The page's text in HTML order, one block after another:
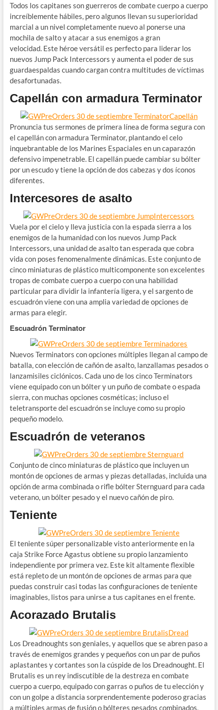
Todos los capitanes son guerreros de combate cuerpo a cuerpo
increíblemente hábiles, pero algunos llevan su superioridad
marcial a un nivel completamente nuevo al ponerse una
mochila de salto y atacar a sus enemigos a gran
velocidad. Este héroe versátil es perfecto para liderar los
nuevos Jump Pack Intercessors y aumenta el poder de sus
guardaespaldas cuando cargan contra multitudes de víctimas
desafortunadas.
Capellán con armadura Terminator
Pronuncia tus sermones de primera línea de forma segura con
el capellán con armadura Terminator, plantando el celo
inquebrantable de los Marines Espaciales en un caparazón
defensivo impenetrable. El capellán puede cambiar su bólter
por un escudo y tiene la opción de dos cabezas y dos íconos
diferentes.
Intercesores de asalto
Vuela por el cielo y lleva justicia con la espada sierra a los
enemigos de la humanidad con los nuevos Jump Pack
Intercessors, una unidad de asalto tan esperada que cobra
vida con poses fenomenalmente dinámicas. Este conjunto de
cinco miniaturas de plástico multicomponente son excelentes
tropas de combate cuerpo a cuerpo con una habilidad
particular para dividir la infantería ligera, y el sargento de
escuadrón viene con una amplia variedad de opciones de
armas para elegir.
Escuadrón Terminator
Nuevos Terminators con opciones múltiples llegan al campo de
batalla, con elección de cañón de asalto, lanzallamas pesados ​​o
lanzamisiles ciclónicos. Cada uno de los cinco Terminators
viene equipado con un bólter y un puño de combate o espada
sierra, con muchas opciones cosméticas; incluso el
teletransporte del escuadrón se incluye como su propio
pequeño modelo.
Escuadrón de veteranos
Conjunto de cinco miniaturas de plástico que incluyen un
montón de opciones de armas y piezas detalladas, incluida una
opción de arma combinada o rifle bólter Sternguard para cada
veterano, un bólter pesado y el nuevo cañón de piro.
Teniente
El teniente súper personalizable visto anteriormente en la
caja Strike Force Agastus obtiene su propio lanzamiento
independiente por primera vez. Este kit altamente flexible
está repleto de un montón de opciones de armas para que
puedas construir casi todas las configuraciones de teniente
imaginables, listos para unirse a tus capitanes en el frente.
Acorazado Brutalis
Los Dreadnoughts son geniales, y aquellos que se abren paso a
través de enemigos grandes y pequeños con un par de puños
aplastantes y cortantes son la cúspide de los Dreadnought. El
Brutalis es un rey indiscutible de la destreza en combate
cuerpo a cuerpo, equipado con garras o puños de tu elección y
con un golpe a distancia sorprendentemente poderoso gracias
a múltiples armas de fusión o bólteres pesados ​​combinados,